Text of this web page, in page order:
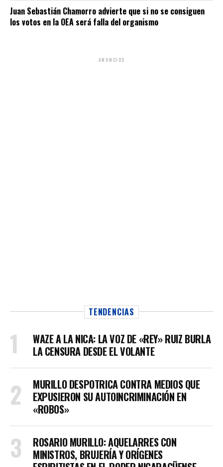
Juan Sebastián Chamorro advierte que si no se consiguen
los votos en la OEA será falla del organismo
ANUNCIOS
TENDENCIAS
WAZE A LA NICA: LA VOZ DE «REY» RUIZ BURLA
LA CENSURA DESDE EL VOLANTE
MURILLO DESPOTRICA CONTRA MEDIOS QUE
EXPUSIERON SU AUTOINCRIMINACIÓN EN
«ROBOS»
ROSARIO MURILLO: AQUELARRES CON
MINISTROS, BRUJERÍA Y ORÍGENES